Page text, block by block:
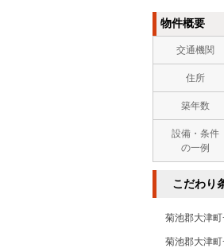
物件概要
交通機関
住所
築年数
設備・条件
の一例
こだわり
菊池郡大津
菊池郡大津